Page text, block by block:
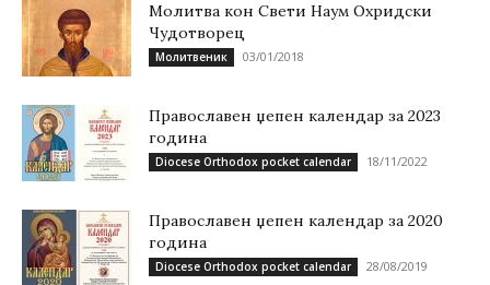
Молитва кон Свети Наум Охридски
Чудотворец
Молитвеник 03/01/2018
Православен џепен календар за 2023
година
Diocese Orthodox pocket calendar 18/11/2022
Православен џепен календар за 2020
година
Diocese Orthodox pocket calendar 28/08/2019